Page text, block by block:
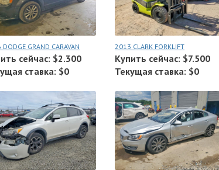
GRAND CARAVAN
сейчас: $2.300
ставка: $0
2013 CLARK FORKLIFT
Купить сейчас: $7.500
Текущая ставка: $0